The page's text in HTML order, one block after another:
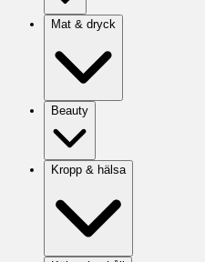
Mat & dryck
Beauty
Kropp & hälsa